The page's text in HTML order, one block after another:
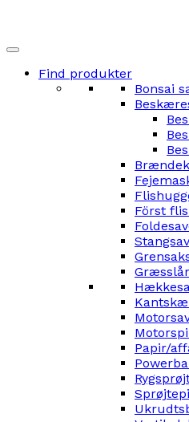
Find produkter
Bonsai
Först
Papir/